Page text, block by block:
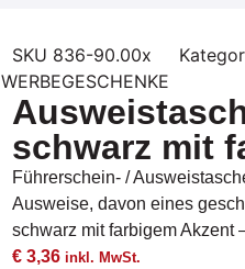
SKU 836-90.00x
WERBEGESCHENKE
schwarz mit
Führerschein- /
Ausweise, davon eines
schwarz mit farbigem Akzent
€ 3,36 inkl. MwSt.